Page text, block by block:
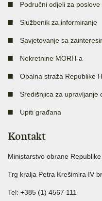
Područni odjeli za
Službenik za informiranje
Savjetovanje sa
Nekretnine MORH-a
Obalna straža Republike
Središnjica za upravljanje
Upiti građana
Kontakt
Ministarstvo obrane
Trg kralja Petra Krešimira IV
Tel: +385 (1) 4567 111